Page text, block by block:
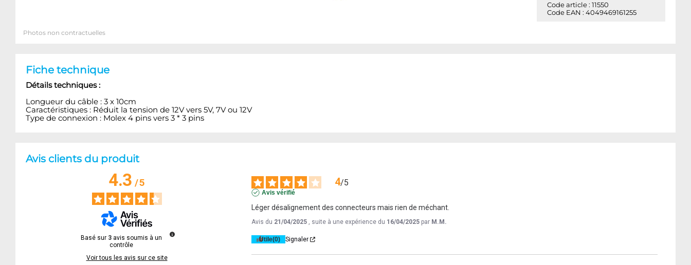
Code article : 11550
Code EAN : 4049469161255
Photos non contractuelles
Fiche technique
Détails techniques :
Longueur du câble : 3 x 10cm
Caractéristiques : Réduit la tension de 12V vers 5V, 7V ou 12V
Type de connexion : Molex 4 pins vers 3 * 3 pins
Avis clients du produit
4.3/5
Basé sur 3 avis soumis à un
contrôle
Voir tous les avis sur ce site
4/5
Avis vérifié
Léger désalignement des connecteurs mais rien de méchant.
Avis du 21/04/2025 , suite à une expérience du 16/04/2025 par M.M.
Utile(0) Signaler